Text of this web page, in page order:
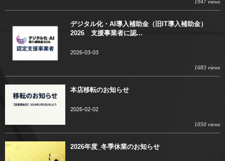
1947 views
デジタル化・AI導入補助金（旧IT導入補助金）
2026 支援事業者に認...
2026-03-03
1683 views
本店移転のお知らせ
2026-02-02
1050 views
2026年度_冬季休業のお知らせ